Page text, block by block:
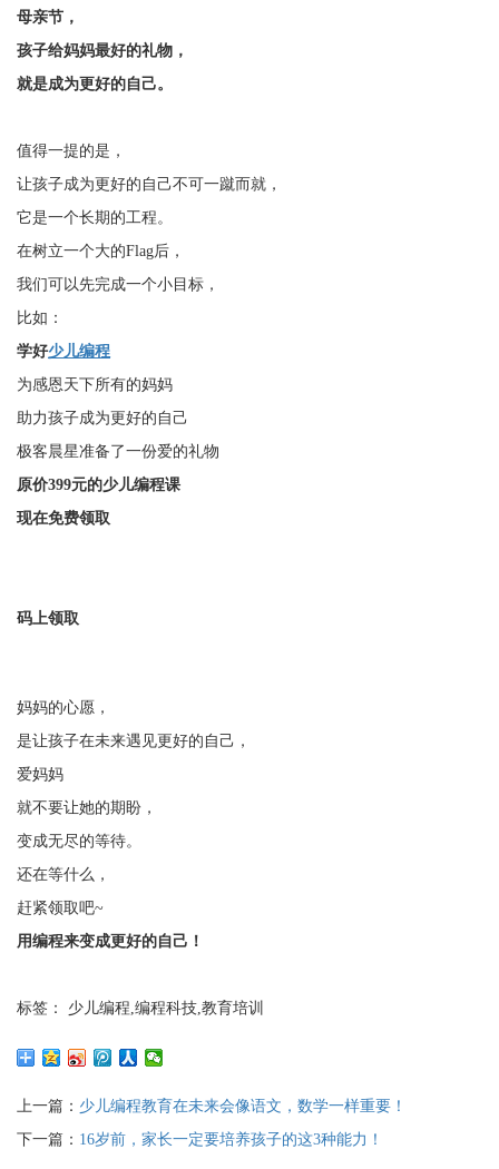
母亲节，
孩子给妈妈最好的礼物，
就是成为更好的自己。
值得一提的是，
让孩子成为更好的自己不可一蹴而就，
它是一个长期的工程。
在树立一个大的Flag后，
我们可以先完成一个小目标，
比如：
学好少儿编程
为感恩天下所有的妈妈
助力孩子成为更好的自己
极客晨星准备了一份爱的礼物
原价399元的少儿编程课
现在免费领取
码上领取
妈妈的心愿，
是让孩子在未来遇见更好的自己，
爱妈妈
就不要让她的期盼，
变成无尽的等待。
还在等什么，
赶紧领取吧~
用编程来变成更好的自己！
标签： 少儿编程,编程科技,教育培训
上一篇： 少儿编程教育在未来会像语文，数学一样重要！
下一篇： 16岁前，家长一定要培养孩子的这3种能力！